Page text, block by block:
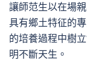
讓師范生以在場
具有鄉土特征的
的培養過程中樹
明不斷天生。